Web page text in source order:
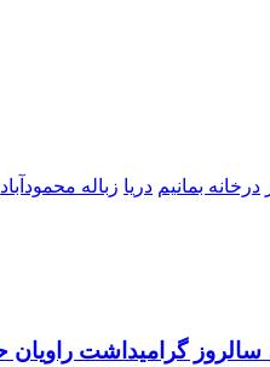
درخانه بمانیم دریا زباله محمودآباد